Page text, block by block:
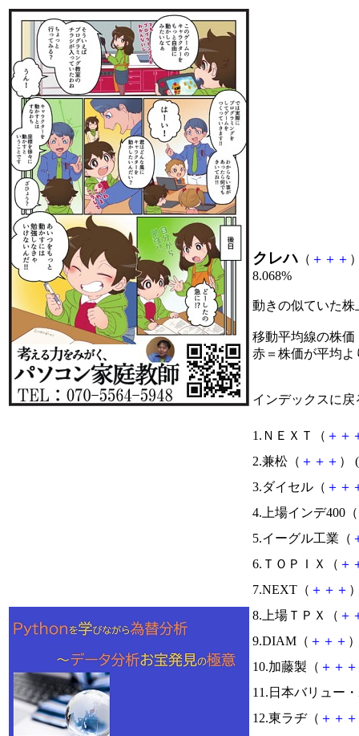
クレハ （ ＋ ＋ ＋
8.068%
動きの似ていた
移動平均線の株価
赤＝株価が平均
インデックスに戻
1.ＮＥＸＴ（ ＋ ＋
2.兼松（ ＋ ＋ ＋ ） (
3.ダイセル（ ＋ ＋
4.上場インデ400（
5.イーグル工業（
6.ＴＯＰＩＸ（ ＋
7.NEXT（ ＋ ＋ ＋
8.上場ＴＰＸ（ ＋
9.DIAM（ ＋ ＋ ＋
10.加藤製（ ＋ ＋ ＋
11.日本バリュー
12.東ラヂ（ ＋ ＋ ＋